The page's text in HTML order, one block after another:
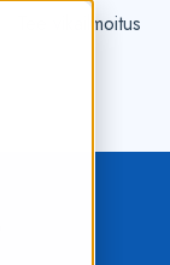
Tee vikailmoitus